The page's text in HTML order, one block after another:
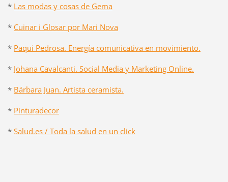
* Las modas y cosas de Gema
* Cuinar i Glosar por Mari Nova
* Paqui Pedrosa. Energía comunicativa en movimiento.
* Johana Cavalcanti. Social Media y Marketing Online.
* Bárbara Juan. Artista ceramista.
* Pinturadecor
* Salud.es / Toda la salud en un click